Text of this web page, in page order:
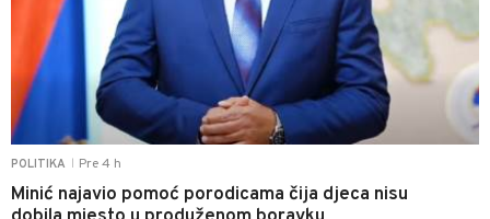
POLITIKA Pre 4 h
Minić najavio pomoć porodicama čija djeca nisu